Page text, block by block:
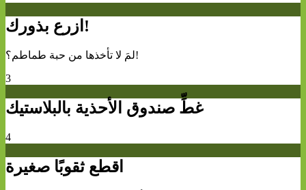
ازرع بذورك!
لمَ لا تأخذها من حبة طماطم؟!
3
غطِّ صندوق الأحذية بالبلاستيك
4
اقطع ثقوبًا صغيرة